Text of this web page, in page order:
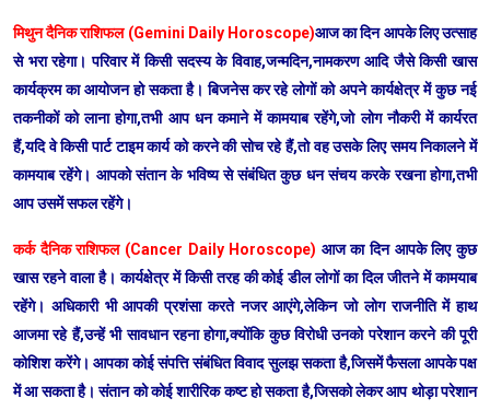
मिथुन दैनिक राशिफल (Gemini Daily Horoscope)आज का दिन आपके लिए उत्साह
से भरा रहेगा। परिवार में किसी सदस्य के विवाह,जन्मदिन,नामकरण आदि जैसे किसी खास
कार्यक्रम का आयोजन हो सकता है। बिजनेस कर रहे लोगों को अपने कार्यक्षेत्र में कुछ नई
तकनीकों को लाना होगा,तभी आप धन कमाने में कामयाब रहेंगे,जो लोग नौकरी में कार्यरत
हैं,यदि वे किसी पार्ट टाइम कार्य को करने की सोच रहे हैं,तो वह उसके लिए समय निकालने में
कामयाब रहेंगे। आपको संतान के भविष्य से संबंधित कुछ धन संचय करके रखना होगा,तभी
आप उसमें सफल रहेंगे।
कर्क दैनिक राशिफल (Cancer Daily Horoscope) आज का दिन आपके लिए कुछ
खास रहने वाला है। कार्यक्षेत्र में किसी तरह की कोई डील लोगों का दिल जीतने में कामयाब
रहेंगे। अधिकारी भी आपकी प्रशंसा करते नजर आएंगे,लेकिन जो लोग राजनीति में हाथ
आजमा रहे हैं,उन्हें भी सावधान रहना होगा,क्योंकि कुछ विरोधी उनको परेशान करने की पूरी
कोशिश करेंगे। आपका कोई संपत्ति संबंधित विवाद सुलझ सकता है,जिसमें फैसला आपके पक्ष
में आ सकता है। संतान को कोई शारीरिक कष्ट हो सकता है,जिसको लेकर आप थोड़ा परेशान